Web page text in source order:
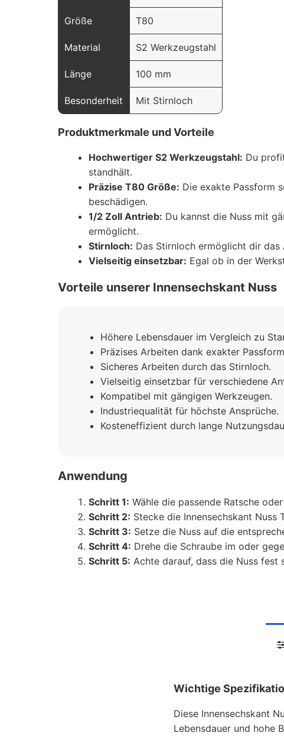
Größe T80
Material S2 Werkzeugstahl
Länge 100 mm
Besonderheit Mit Stirnloch
Produktmerkmale und Vorteile
Hochwertiger S2 Werkzeugstahl: Du
standhält.
Präzise T80 Größe: Die exakte Passform
beschädigen.
1/2 Zoll Antrieb: Du kannst die Nuss mit
ermöglicht.
Stirnloch: Das Stirnloch ermöglicht dir das
Vielseitig einsetzbar: Egal ob in der
Vorteile unserer Innensechskant Nuss
Höhere Lebensdauer im Vergleich zu
Präzises Arbeiten dank exakter
Sicheres Arbeiten durch das Stirnloch.
Vielseitig einsetzbar für verschiedene
Kompatibel mit gängigen Werkzeugen.
Industriequalität für höchste Ansprüche.
Kosteneffizient durch lange
Anwendung
Schritt 1: Wähle die passende Ratsche
Schritt 2: Stecke die Innensechskant Nuss
Schritt 3: Setze die Nuss auf die
Schritt 4: Drehe die Schraube im oder
Schritt 5: Achte darauf, dass die Nuss fest
Wichtige
Diese Innensechskant
Lebensdauer und hohe